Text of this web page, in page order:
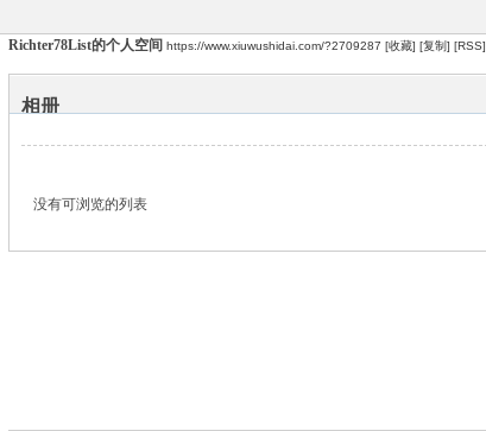
Richter78List的个人空间 https://www.xiuwushidai.com/?2709287 [收藏] [复制] [RSS]
相册
没有可浏览的列表